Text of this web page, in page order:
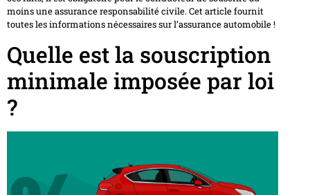
moins une assurance responsabilité civile. Cet article fournit
toutes les informations nécessaires sur l’assurance automobile !
Quelle est la souscription
minimale imposée par loi
?